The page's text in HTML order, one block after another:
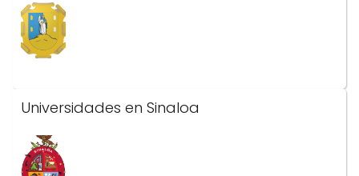
Universidades en Sinaloa